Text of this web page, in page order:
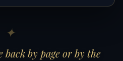
back by page or by the